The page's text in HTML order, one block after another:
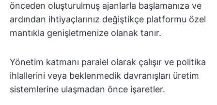
önceden oluşturulmuş ajanlarla başlamanıza ve
ardından ihtiyaçlarınız değiştikçe platformu özel
mantıkla genişletmenize olanak tanır.
Yönetim katmanı paralel olarak çalışır ve politika
ihlallerini veya beklenmedik davranışları üretim
sistemlerine ulaşmadan önce işaretler.